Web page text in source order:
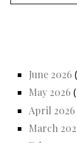
June 2026
May 2026
April 2026
March